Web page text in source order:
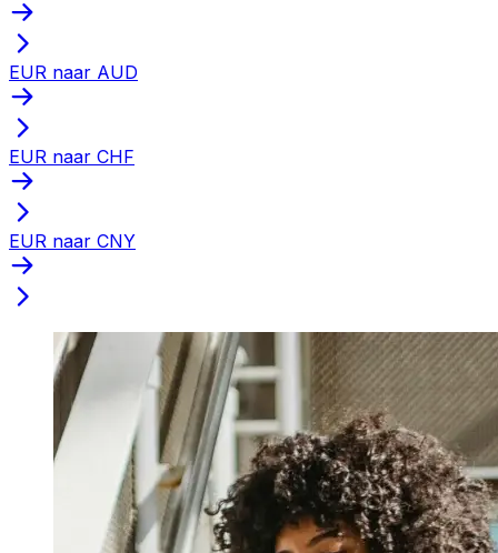
EUR naar AUD
EUR naar CHF
EUR naar CNY